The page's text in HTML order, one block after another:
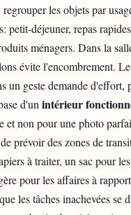
les objets par
petit-déjeuner, repas
ménagers. Dans la
évite l'encombrement.
un geste demande d'effort,
d'un intérieur
et non pour une photo
prévoir des zones de
à traiter, un sac pour
pour les affaires à
les tâches inachevées se